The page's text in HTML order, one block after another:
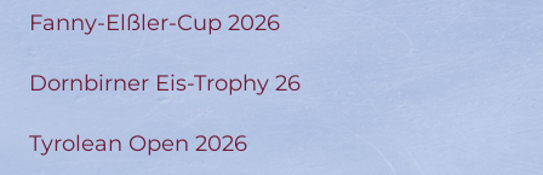
Fanny-Elßler-Cup 2026
Dornbirner Eis-Trophy 26
Tyrolean Open 2026